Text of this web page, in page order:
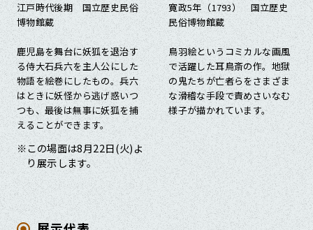
江戸時代後期 国立歴史民俗
博物館蔵
鹿児島を舞台に妖狐を退治す
る侍大石兵六を主人公にした
物語を絵巻にしたもの。兵六
はときに妖怪から逃げ惑いつ
つも、最後は無事に妖狐を捕
えることができます。
※この場面は8月22日(火)よ
り展示します。
寛政5年（1793） 国立歴史
民俗博物館蔵
鳥羽絵というコミカルな画風
で活躍した耳鳥斎の作。地獄
の鬼たちが亡者らをさまざま
な滑稽な手段で責めさいなむ
様子が描かれています。